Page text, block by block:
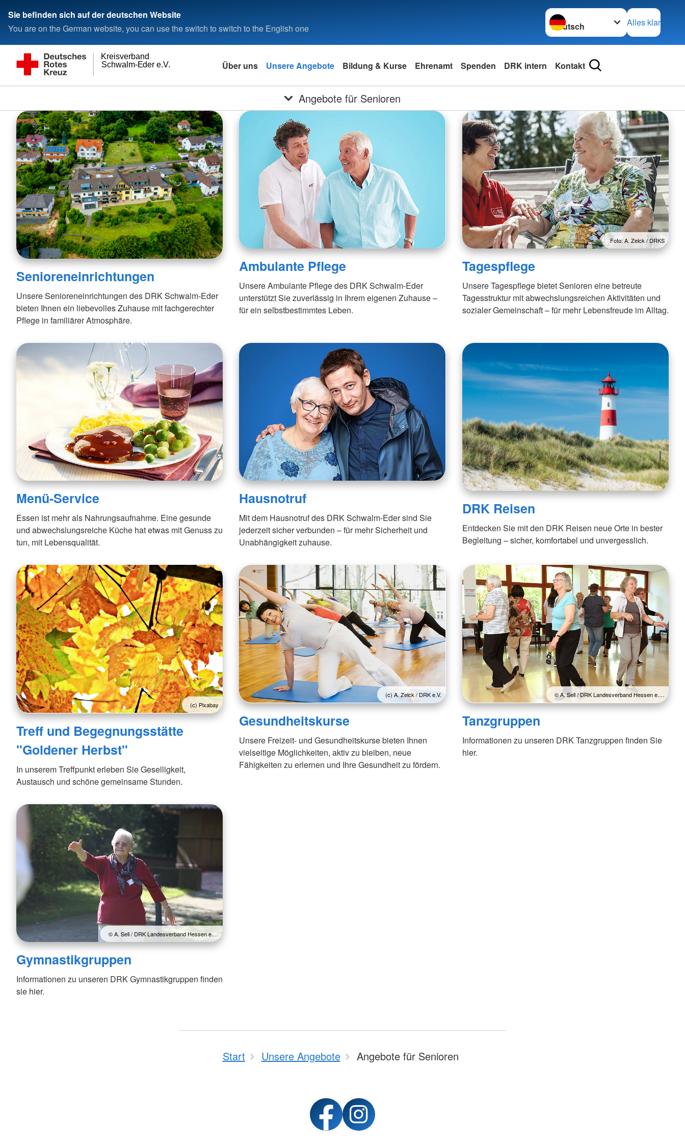
Sie befinden sich auf der deutschen Website
You are on the German website, you can use the switch to switch to the English one
Sprache wechseln zu
Alles klar
Schwalm-Eder e.V.
Kreisverband
Über uns Unsere Angebote Bildung & Kurse Ehrenamt Spenden DRK intern Kontakt
Angebote für Senioren
Senioreneinrichtungen
Unsere Senioreneinrichtungen des DRK Schwalm-Eder
bieten Ihnen ein liebevolles Zuhause mit fachgerechter
Pflege in familiärer Atmosphäre.
Ambulante Pflege
Unsere Ambulante Pflege des DRK Schwalm-Eder
unterstützt Sie zuverlässig in Ihrem eigenen Zuhause –
für ein selbstbestimmtes Leben.
Foto: A. Zelck / DRKS
Tagespflege
Unsere Tagespflege bietet Senioren eine betreute
Tagesstruktur mit abwechslungsreichen Aktivitäten und
sozialer Gemeinschaft – für mehr Lebensfreude im Alltag.
Menü-Service
Essen ist mehr als Nahrungsaufnahme. Eine gesunde
und abwechslungsreiche Küche hat etwas mit Genuss zu
tun, mit Lebensqualität.
Hausnotruf
Mit dem Hausnotruf des DRK Schwalm-Eder sind Sie
jederzeit sicher verbunden – für mehr Sicherheit und
Unabhängigkeit zuhause.
DRK Reisen
Entdecken Sie mit den DRK Reisen neue Orte in bester
Begleitung – sicher, komfortabel und unvergesslich.
(c) Pixabay
Treff und Begegnungsstätte
"Goldener Herbst"
In unserem Treffpunkt erleben Sie Geselligkeit,
Austausch und schöne gemeinsame Stunden.
(c) A. Zelck / DRK e.V.
Gesundheitskurse
Unsere Freizeit- und Gesundheitskurse bieten Ihnen
vielseitige Möglichkeiten, aktiv zu bleiben, neue
Fähigkeiten zu erlernen und Ihre Gesundheit zu fördern.
© A. Sell / DRK Landesverband Hessen e.…
Tanzgruppen
Informationen zu unseren DRK Tanzgruppen finden Sie
hier.
© A. Sell / DRK Landesverband Hessen e.…
Gymnastikgruppen
Informationen zu unseren DRK Gymnastikgruppen finden
sie hier.
Start Unsere Angebote Angebote für Senioren